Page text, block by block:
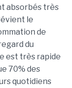
absorbés très
le
de
du
est très rapide
70% des
quotidiens